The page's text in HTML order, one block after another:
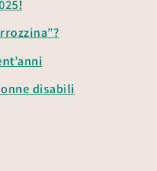
disabili